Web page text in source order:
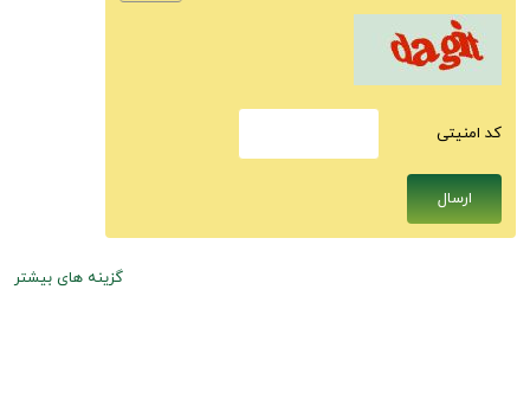
كد امنيتى
گزینه های بیشتر